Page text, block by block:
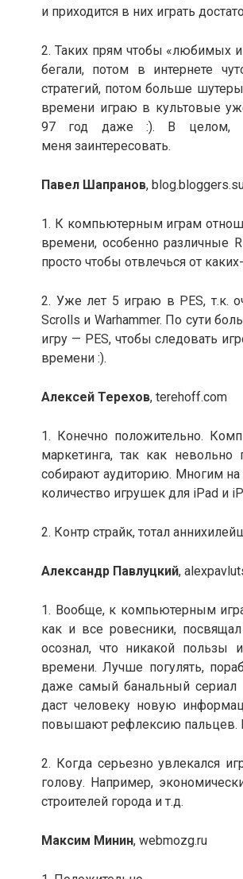
и приходится в них играть
2. Таких прям чтобы «любимых
бегали, потом в интернете
стратегий, потом больше
времени играю в культовые
97 год даже :). В целом,
меня заинтересовать.
Павел Шапранов,
1. К компьютерным играм
времени, особенно различные
просто чтобы отвлечься от
2. Уже лет 5 играю в PES, т.к.
Scrolls и Warhammer. По сути
игру — PES, чтобы следовать
времени :).
Алексей Терехов, terehoff.com
1. Конечно положительно.
маркетинга, так как невольно
собирают аудиторию. Многим
количество игрушек для iPad и
2. Контр страйк, тотал
Александр Павлуцкий,
1. Вообще, к компьютерным
как и все ровесники,
осознал, что никакой пользы
времени. Лучше погулять,
даже самый банальный сериал
даст человеку новую
повышают рефлексию пальцев.
2. Когда серьезно увлекался
голову. Например,
строителей города и т.д.
Максим Минин, webmozg.ru